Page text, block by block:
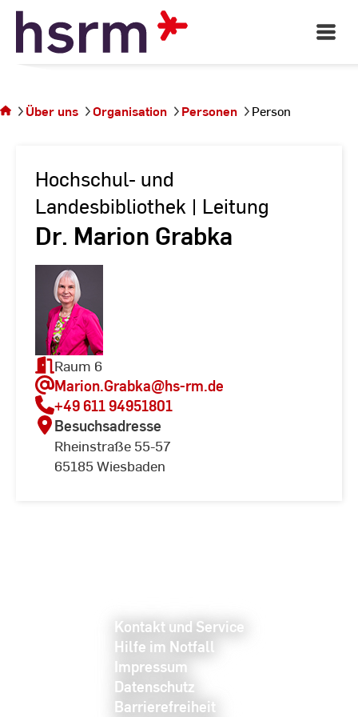
Skip
Content
Open
Main
sich auf
der
Über uns Organisation Personen Person
Hochschul- und
Landesbibliothek | Leitung
Dr. Marion Grabka
Raum 6
Marion.Grabka@hs-rm.de
+49 611 94951801
Besuchsadresse
Rheinstraße 55-57
65185 Wiesbaden
Kontakt und Service
Hilfe im Notfall
Impressum
Datenschutz
Barrierefreiheit